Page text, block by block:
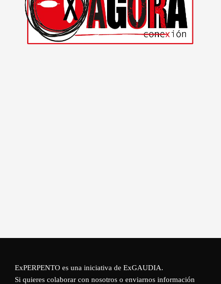
ExPERPENTO es una iniciativa de ExGAUDIA.
Si quieres colaborar con nosotros o enviarnos información